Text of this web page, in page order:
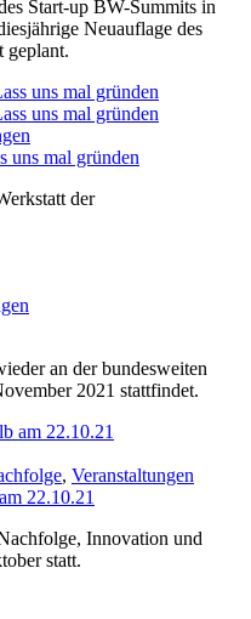
Start-up BW-Summits in
Neuauflage des
geplant.
uns mal gründen
der
an der bundesweiten
2021 stattfindet.
, Veranstaltungen
22.10.21
Innovation und
statt.